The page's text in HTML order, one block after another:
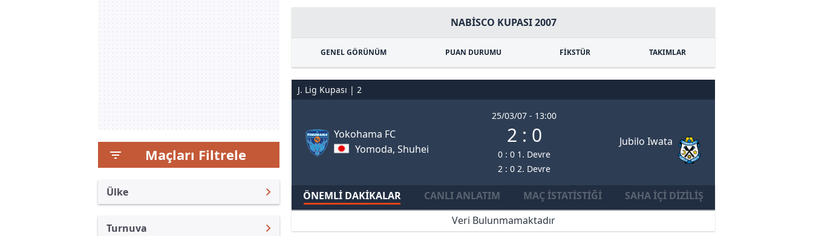
Maçları Filtrele
Ülke
Turnuva
NABISCO KUPASI 2007
GENEL GÖRÜNÜM PUAN DURUMU FİKSTÜR TAKIMLAR
J. Lig Kupası | 2
Yokohama FC
Yomoda, Shuhei
25/03/07 - 13:00
2 : 0
0 : 0 1. Devre
2 : 0 2. Devre
Jubilo Iwata
ÖNEMLI DAKIKALAR CANLI ANLATIM MAÇ İSTATISTIĞI
SAHA İÇI DIZILIŞ
Veri Bulunmamaktadır